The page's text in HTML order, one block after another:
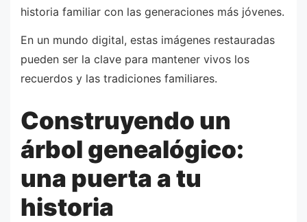
historia familiar con las generaciones más jóvenes.
En un mundo digital, estas imágenes restauradas
pueden ser la clave para mantener vivos los
recuerdos y las tradiciones familiares.
Construyendo un
árbol genealógico:
una puerta a tu
historia